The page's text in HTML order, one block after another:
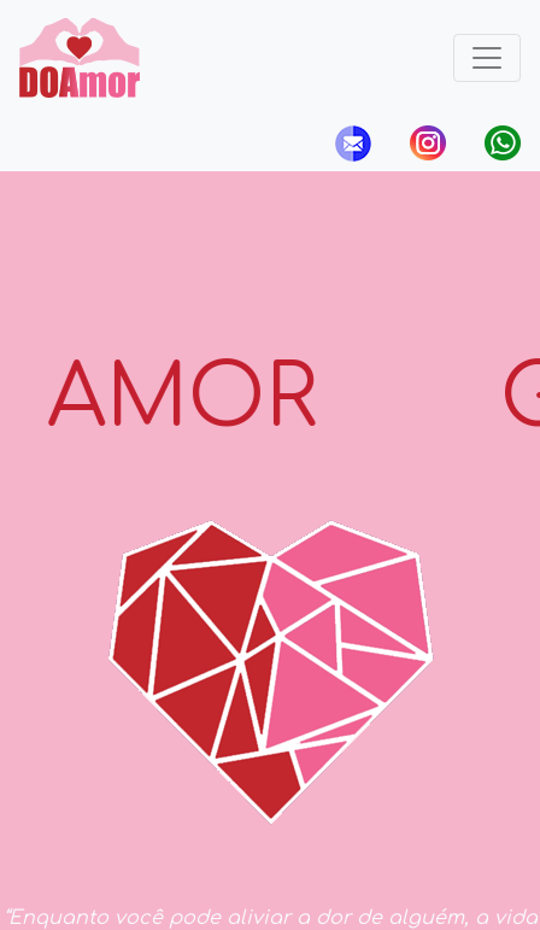
GRATIDÃO
“Enquanto você pode aliviar a dor de alguém, a vida